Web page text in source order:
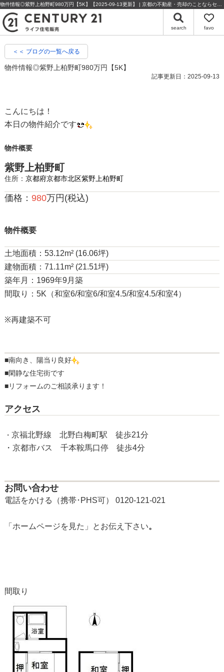
search favo
＜＜ ブログの一覧へ戻る
物件情報◎紫野上柏野町980万円【5K】
記事更新日：2025-09-13
こんにちは！
本日の物件紹介です
物件概要
紫野上柏野町
住所： 京都府京都市北区紫野上柏野町
価格： 980万円(税込)
物件概要
土地面積：53.12m² (16.06坪)
建物面積：71.11m² (21.51坪)
築年月：1969年9月築
間取り：5K（和室6/和室6/和室4.5/和室4.5/和室4）
※再建築不可
■南向き、陽当り良好
■閑静な住宅街です
■リフォームのご相談承ります！
アクセス
・ 京福北野線 北野白梅町駅 徒歩21分
・京都市バス 千本鞍馬口停 徒歩4分
お問い合わせ
電話をかける（携帯･PHS可） 0120-121-021
「ホームページを見た」とお伝え下さい。
間取り